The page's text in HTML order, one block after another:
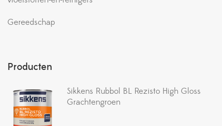
Gereedschap
Producten
Sikkens Rubbol BL Rezisto High Gloss
Grachtengroen